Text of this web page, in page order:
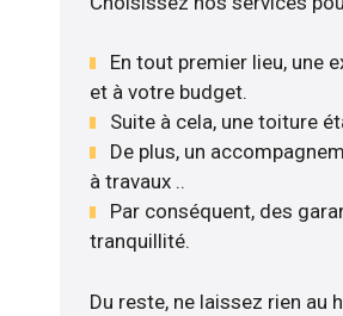
En tout premier lieu, une
et à votre budget.
Suite à cela, une toiture
De plus, un
à travaux ..
Par conséquent, des
tranquillité.
Du reste, ne laissez rien au